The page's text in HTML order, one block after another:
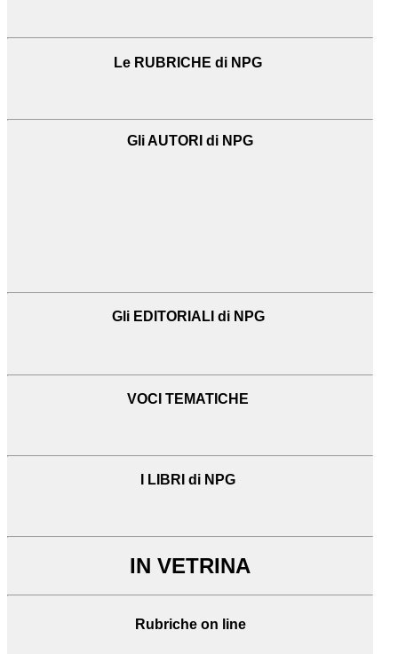
Le RUBRICHE di NPG
Gli AUTORI di NPG
Gli EDITORIALI di NPG
VOCI TEMATICHE
I LIBRI di NPG
IN VETRINA
Rubriche on line